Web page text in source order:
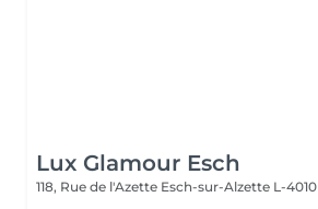
Lux Glamour Esch
118, Rue de l'Azette Esch-sur-Alzette L-4010